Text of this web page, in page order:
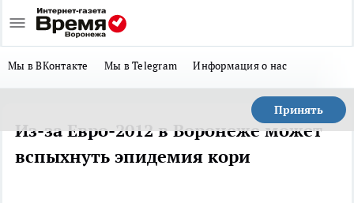
Мы в ВКонтакте Мы в Telegram Информация о нас
Принять
Из-за Евро-2012 в Воронеже может
вспыхнуть эпидемия кори